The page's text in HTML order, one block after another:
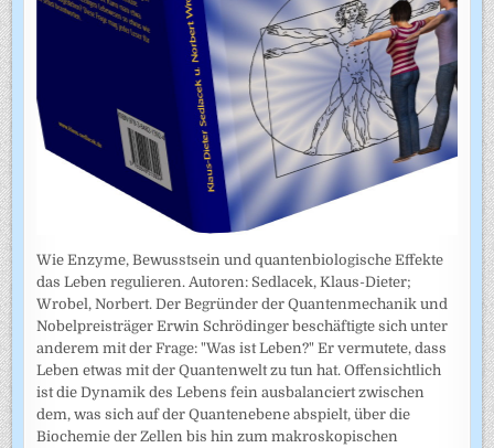
Wie Enzyme, Bewusstsein und quantenbiologische Effekte
das Leben regulieren. Autoren: Sedlacek, Klaus-Dieter;
Wrobel, Norbert. Der Begründer der Quantenmechanik und
Nobelpreisträger Erwin Schrödinger beschäftigte sich unter
anderem mit der Frage: "Was ist Leben?" Er vermutete, dass
Leben etwas mit der Quantenwelt zu tun hat. Offensichtlich
ist die Dynamik des Lebens fein ausbalanciert zwischen
dem, was sich auf der Quantenebene abspielt, über die
Biochemie der Zellen bis hin zum makroskopischen